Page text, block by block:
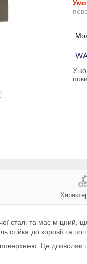
У
сталі та має міцний,
стійка до корозії та
Це дозволяє